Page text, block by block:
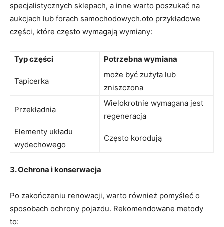
specjalistycznych sklepach, a ​inne warto⁢ poszukać​ na
aukcjach lub forach samochodowych.oto przykładowe
części,‌ które często wymagają​ wymiany:
Typ części Potrzebna ⁢wymiana
Tapicerka
może być zużyta lub
zniszczona
Przekładnia
Wielokrotnie ⁣wymagana jest
regeneracja
Elementy układu
wydechowego
Często korodują
3. Ochrona i konserwacja
Po zakończeniu renowacji, warto również pomyśleć o
sposobach⁢ ochrony ⁢pojazdu.⁢ Rekomendowane metody ​
to: